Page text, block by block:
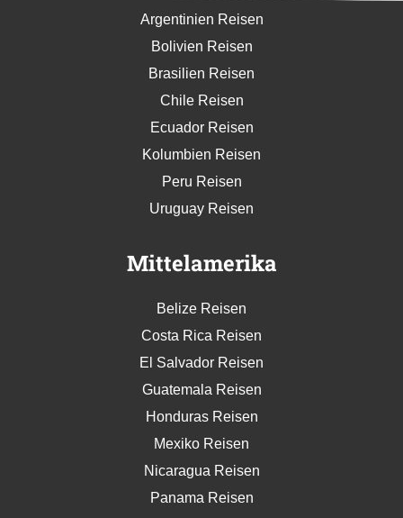
Argentinien Reisen
Bolivien Reisen
Brasilien Reisen
Chile Reisen
Ecuador Reisen
Kolumbien Reisen
Peru Reisen
Uruguay Reisen
Mittelamerika
Belize Reisen
Costa Rica Reisen
El Salvador Reisen
Guatemala Reisen
Honduras Reisen
Mexiko Reisen
Nicaragua Reisen
Panama Reisen